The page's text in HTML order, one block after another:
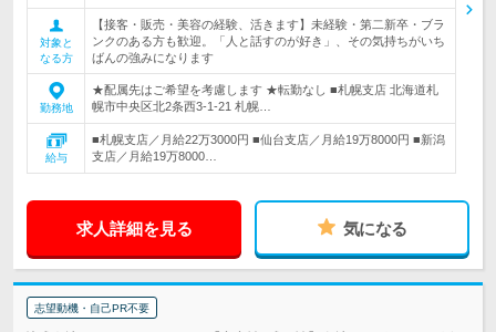
対象と
なる方
【接客・販売・美容の経験、活きます】未経験・第二新卒・ブラ
ンクのある方も歓迎。「人と話すのが好き」、その気持ちがいち
ばんの強みになります
勤務地
★配属先はご希望を考慮します ★転勤なし ■札幌支店 北海道札
幌市中央区北2条西3-1-21 札幌…
給与
■札幌支店／月給22万3000円 ■仙台支店／月給19万8000円 ■新潟
支店／月給19万8000…
求人詳細を見る 気になる
志望動機・自己PR不要